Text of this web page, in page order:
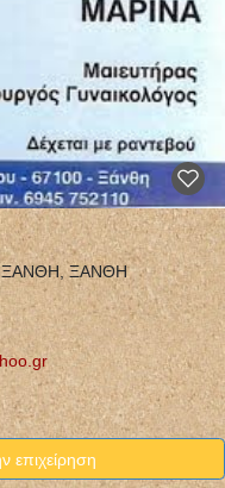
ΞΑΝΘΗ, ΞΑΝΘΗ
επιχείρηση